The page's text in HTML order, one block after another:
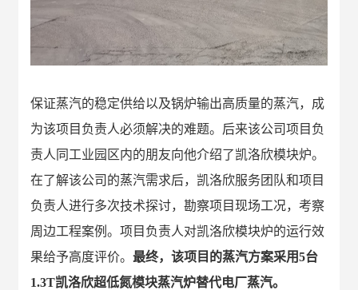
保证蒸汽的稳定供给以及锅炉输出高质量的蒸汽，成
为该项目负责人必须解决的难题。后来该公司项目负
责人同工业园区内的朋友向他介绍了凯洛欣模块炉。
在了解该公司的蒸汽需求后，凯洛欣服务团队和项目
负责人进行多次技术探讨，勘察项目现场工况，考察
周边工程案例。项目负责人对凯洛欣模块炉的运行效
果给予高度评价。 最终，该项目的蒸汽方案采用5台
1.3T凯洛欣超低氮模块蒸汽炉替代电厂蒸汽。